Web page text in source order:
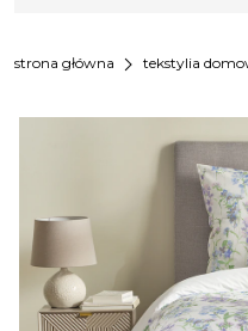
strona główna chevron_right tekstylia